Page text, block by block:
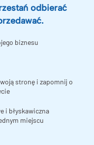
odbierać
biznesu
stronę i zapomnij o
i błyskawiczna
miejscu